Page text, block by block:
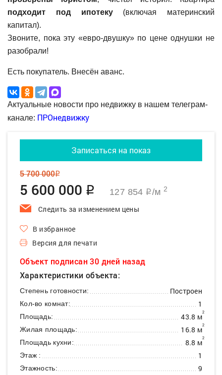
подходит под ипотеку(включая материнский
капитал).
Звоните, пока эту «евро-двушку» по цене однушки не
разобрали!
Есть покупатель. Внесён аванс.
Актуальные новости про недвижку в нашем телеграм-
канале: ПРОнедвижку
Записаться на показ
5 700 000q
5 600 000 q 127 854 q/м 2
Следить за изменением цены
В избранное
Версия для печати
Объект подписан 30 дней назад
Характеристики объекта:
Степень готовности: Построен
Кол-во комнат: 1
Площадь: 43.8 м2
Жилая площадь: 16.8 м2
Площадь кухни: 8.8 м2
Этаж : 1
Этажность: 9